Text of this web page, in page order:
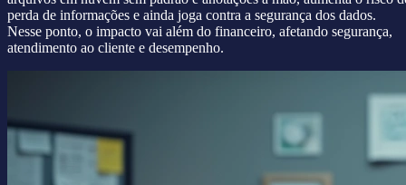
perda de informações e ainda joga contra a segurança dos dados.
Nesse ponto, o impacto vai além do financeiro, afetando segurança,
atendimento ao cliente e desempenho.